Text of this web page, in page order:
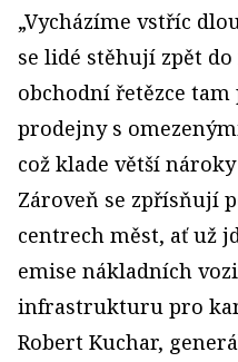
„Vycházíme vstříc
se lidé stěhují zpět
obchodní řetězce
prodejny s
což klade větší
Zároveň se zpřísňují
centrech měst, ať už
emise nákladních
infrastrukturu pro
Robert Kuchar,